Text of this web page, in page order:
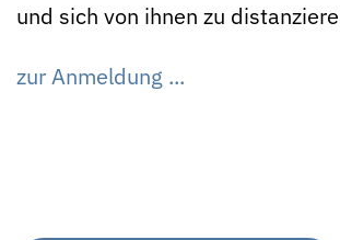
und sich von ihnen zu
zur Anmeldung ...